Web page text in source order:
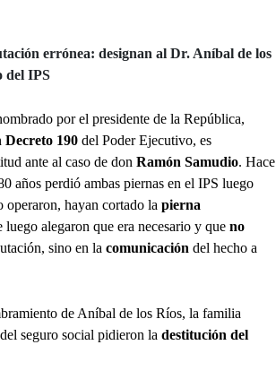
errónea: designan al Dr. Aníbal de los
del IPS
por el presidente de la República,
Decreto 190 del Poder Ejecutivo, es
ante al caso de don Ramón Samudio. Hace
años perdió ambas piernas en el IPS luego
operaron, hayan cortado la pierna
luego alegaron que era necesario y que no
sino en la comunicación del hecho a
de Aníbal de los Ríos, la familia
seguro social pidieron la destitución del